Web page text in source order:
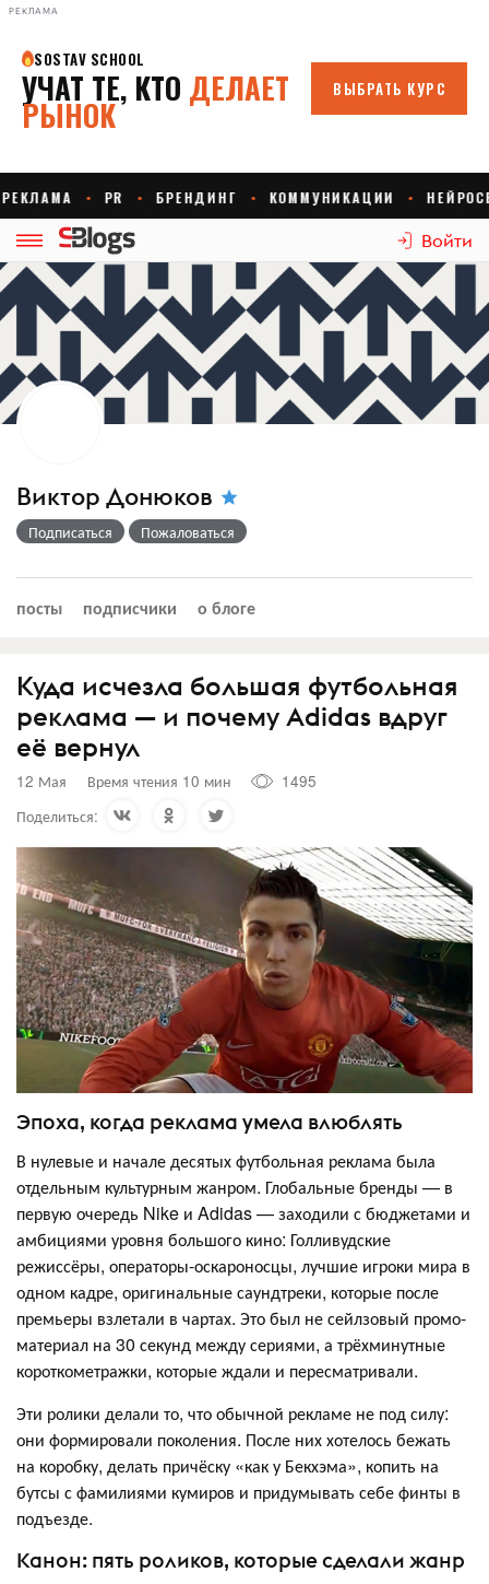
РЕКЛАМА
Войти
Виктор Донюков
Подписаться Пожаловаться
посты подписчики о блоге
Куда исчезла большая футбольная
реклама — и почему Adidas вдруг
её вернул
12 Мая Время чтения 10 мин
1495
Поделиться:
Эпоха, когда реклама умела влюблять
В нулевые и начале десятых футбольная реклама была
отдельным культурным жанром. Глобальные бренды — в
первую очередь Nike и Adidas — заходили с бюджетами и
амбициями уровня большого кино: Голливудские
режиссёры, операторы-оскароносцы, лучшие игроки мира в
одном кадре, оригинальные саундтреки, которые после
премьеры взлетали в чартах. Это был не сейлзовый промо-
материал на 30 секунд между сериями, а трёхминутные
короткометражки, которые ждали и пересматривали.
Эти ролики делали то, что обычной рекламе не под силу:
они формировали поколения. После них хотелось бежать
на коробку, делать причёску «как у Бекхэма», копить на
бутсы с фамилиями кумиров и придумывать себе финты в
подъезде.
Канон: пять роликов, которые сделали жанр